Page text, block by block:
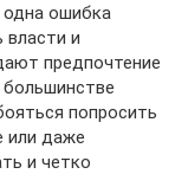
ошибка
власти и
предпочтение
попросить
или даже
и четко